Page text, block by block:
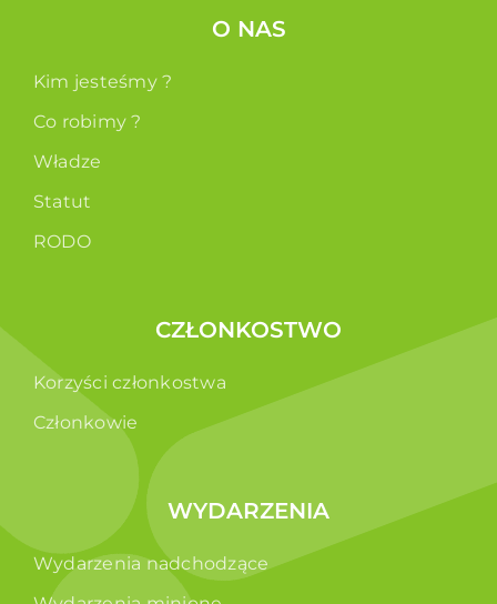
O NAS
Kim jesteśmy ?
Co robimy ?
Władze
Statut
RODO
CZŁONKOSTWO
Korzyści członkostwa
Członkowie
WYDARZENIA
Wydarzenia nadchodzące